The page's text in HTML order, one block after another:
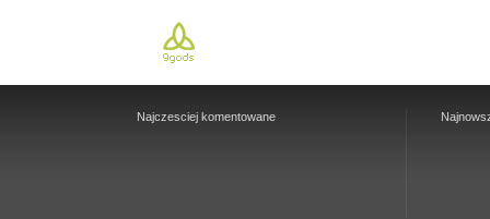
Najczesciej komentowane